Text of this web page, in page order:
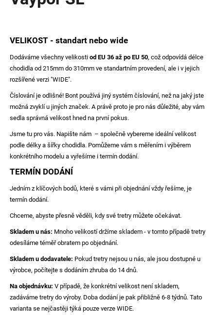
hvězdiček.
VELIKOST - standart nebo wide
Dodáváme všechny velikosti od EU 36 až po EU 50, což odpovídá délce
chodidla od 215mm do 310mm ve standartním provedení, ale i v jejich
rozšířené verzi "WIDE".
Číslování je odlišné! Bont používá jiný systém číslování, než na jaký jste
možná zvyklí u jiných značek. A právě proto je pro nás důležité, aby vám
sedla správná velikost hned na první pokus.
Jsme tu pro vás. Napište nám – společně vybereme ideální velikost
podle délky a šířky chodidla. Pomůžeme vám s měřením i výběrem
konkrétního modelu a vyřešíme i termín dodání.
TERMÍN DODÁNÍ
Jedním z klíčových bodů, které s vámi při objednání vždy řešíme, je
termín dodání.
Chceme, abyste přesně věděli, kdy své tretry můžete očekávat.
Skladem u nás: Mnoho velikostí držíme skladem - v tomto případě tretry
odesíláme téměř obratem po objednání.
Skladem u dodavatele: Pokud tretry nejsou u nás, ale jsou dostupné u
výrobce, počítejte s dodáním zhruba do 14 dnů.
Na objednávku: V případě, že konkrétní velikost není skladem,
zadáváme tretry do výroby. Doba dodání je pak přibližně 6-8 týdnů. Tato
varianta se nejčastěji týká pouze verze WIDE.
í
?
D
o
p
o
r
č
u
j
m
e
PRECISION
FUEL